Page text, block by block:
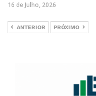
16 de Julho, 2026
ANTERIOR PRÓXIMO